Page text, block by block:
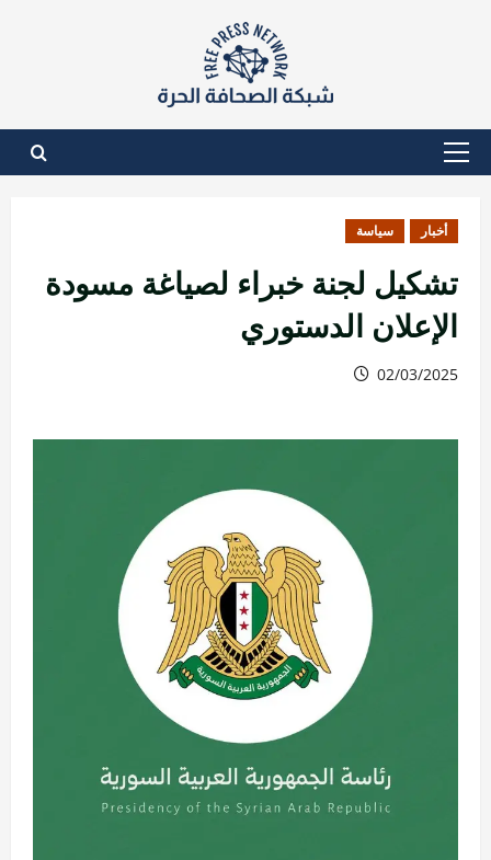
القائمة
أخبار سياسة
تشكيل لجنة خبراء لصياغة مسودة
الإعلان الدستوري
02/03/2025